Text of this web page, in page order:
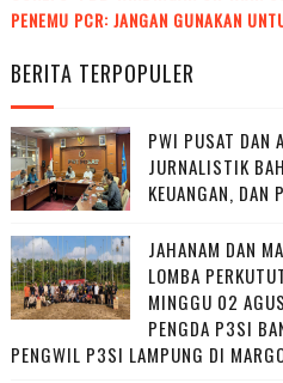
PENEMU PCR: JANGAN GUNAKAN
BERITA TERPOPULER
PWI PUSAT DAN
JURNALISTIK
KEUANGAN, DAN
JAHANAM DAN
LOMBA
MINGGU 02
PENGDA P3SI
PENGWIL P3SI LAMPUNG DI